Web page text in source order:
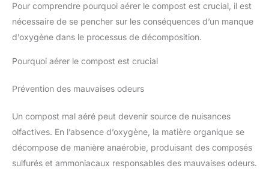
Pour comprendre pourquoi aérer le compost est crucial, il est
nécessaire de se pencher sur les conséquences d’un manque
d’oxygène dans le processus de décomposition.
Pourquoi aérer le compost est crucial
Prévention des mauvaises odeurs
Un compost mal aéré peut devenir source de nuisances
olfactives. En l’absence d’oxygène, la matière organique se
décompose de manière anaérobie, produisant des composés
sulfurés et ammoniacaux responsables des mauvaises odeurs.